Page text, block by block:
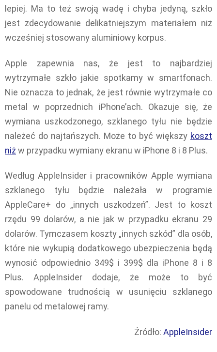
lepiej. Ma to też swoją wadę i chyba jedyną, szkło
jest zdecydowanie delikatniejszym materiałem niż
wcześniej stosowany aluminiowy korpus.
Apple zapewnia nas, że jest to najbardziej
wytrzymałe szkło jakie spotkamy w smartfonach.
Nie oznacza to jednak, że jest równie wytrzymałe co
metal w poprzednich iPhone’ach. Okazuje się, że
wymiana uszkodzonego, szklanego tyłu nie będzie
należeć do najtańszych. Może to być większy koszt
niż w przypadku wymiany ekranu w iPhone 8 i 8 Plus.
Według AppleInsider i pracowników Apple wymiana
szklanego tyłu będzie należała w programie
AppleCare+ do „innych uszkodzeń”. Jest to koszt
rzędu 99 dolarów, a nie jak w przypadku ekranu 29
dolarów. Tymczasem koszty „innych szkód” dla osób,
które nie wykupią dodatkowego ubezpieczenia będą
wynosić odpowiednio 349$ i 399$ dla iPhone 8 i 8
Plus. AppleInsider dodaje, że może to być
spowodowane trudnością w usunięciu szklanego
panelu od metalowej ramy.
Źródło: AppleInsider